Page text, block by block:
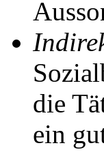
die
ein